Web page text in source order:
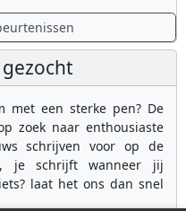
met een sterke pen? De
zoek naar enthousiaste
schrijven voor op de
je schrijft wanneer jij
laat het ons dan snel